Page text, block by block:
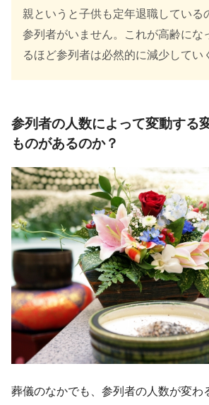
親というと子供も定年退職している
参列者がいません。これが高齢にな
るほど参列者は必然的に減少してい
参列者の人数によって変動する
ものがあるのか？
葬儀のなかでも、参列者の人数が変わ